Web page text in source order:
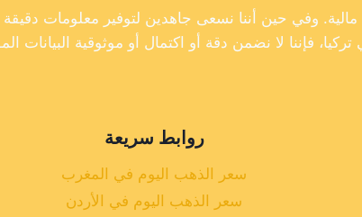
روابط سريعة
سعر الذهب اليوم في المغرب
سعر الذهب اليوم في الأردن